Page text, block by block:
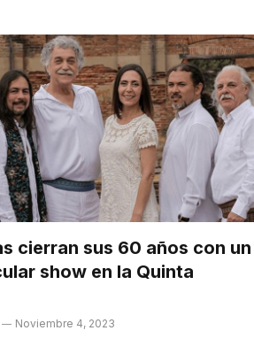
cierran sus 60 años con un
show en la Quinta
Noviembre 4, 2023